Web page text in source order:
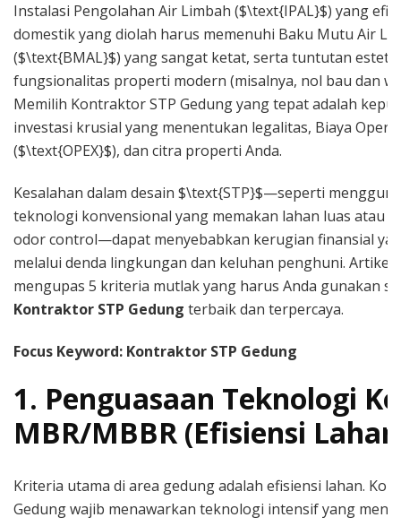
Instalasi Pengolahan Air Limbah ($\text{IPAL}$) yang
domestik yang diolah harus memenuhi Baku Mutu Air
($\text{BMAL}$) yang sangat ketat, serta tuntutan
fungsionalitas properti modern (misalnya, nol bau dan
Memilih Kontraktor STP Gedung yang tepat adalah
investasi krusial yang menentukan legalitas, Biaya
($\text{OPEX}$), dan citra properti Anda.
Kesalahan dalam desain $\text{STP}$—seperti
teknologi konvensional yang memakan lahan luas atau
odor control—dapat menyebabkan kerugian finansial
melalui denda lingkungan dan keluhan penghuni. Artikel
mengupas 5 kriteria mutlak yang harus Anda gunakan
Kontraktor STP Gedung terbaik dan terpercaya.
Focus Keyword: Kontraktor STP Gedung
1. Penguasaan Teknologi
MBR/MBBR (Efisiensi
Kriteria utama di area gedung adalah efisiensi lahan.
Gedung wajib menawarkan teknologi intensif yang